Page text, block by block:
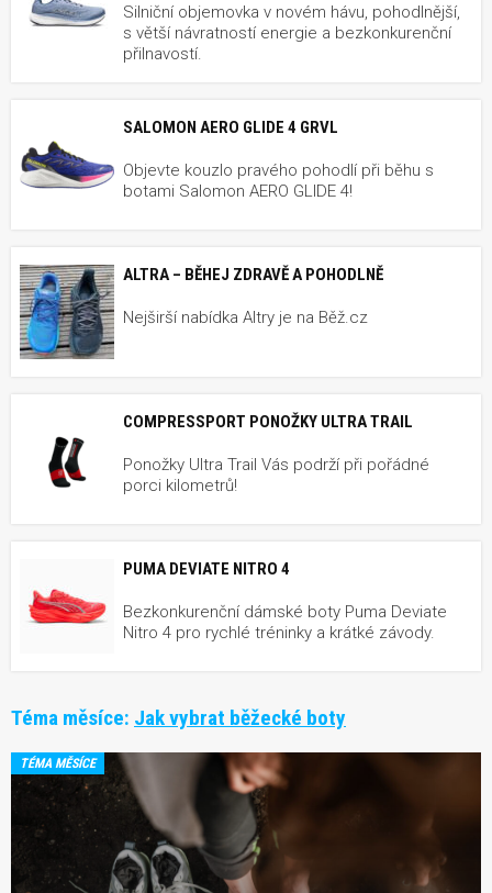
Silniční objemovka v novém hávu, pohodlnější,
s větší návratností energie a bezkonkurenční
přilnavostí.
SALOMON AERO GLIDE 4 GRVL
Objevte kouzlo pravého pohodlí při běhu s
botami Salomon AERO GLIDE 4!
ALTRA – BĚHEJ ZDRAVĚ A POHODLNĚ
Nejširší nabídka Altry je na Běž.cz
COMPRESSPORT PONOŽKY ULTRA TRAIL
Ponožky Ultra Trail Vás podrží při pořádné
porci kilometrů!
PUMA DEVIATE NITRO 4
Bezkonkurenční dámské boty Puma Deviate
Nitro 4 pro rychlé tréninky a krátké závody.
Téma měsíce: Jak vybrat běžecké boty
TÉMA MĚSÍCE